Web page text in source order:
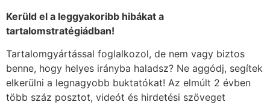
Kerüld el a leggyakoribb hibákat a
tartalomstratégiádban!
Tartalomgyártással foglalkozol, de nem vagy biztos
benne, hogy helyes irányba haladsz? Ne aggódj, segítek
elkerülni a legnagyobb buktatókat! Az elmúlt 2 évben
több száz posztot, videót és hirdetési szöveget